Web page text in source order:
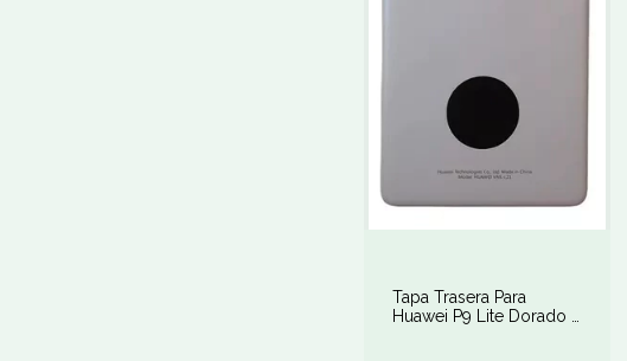
Tapa Trasera Para
Huawei P9 Lite Dorado /